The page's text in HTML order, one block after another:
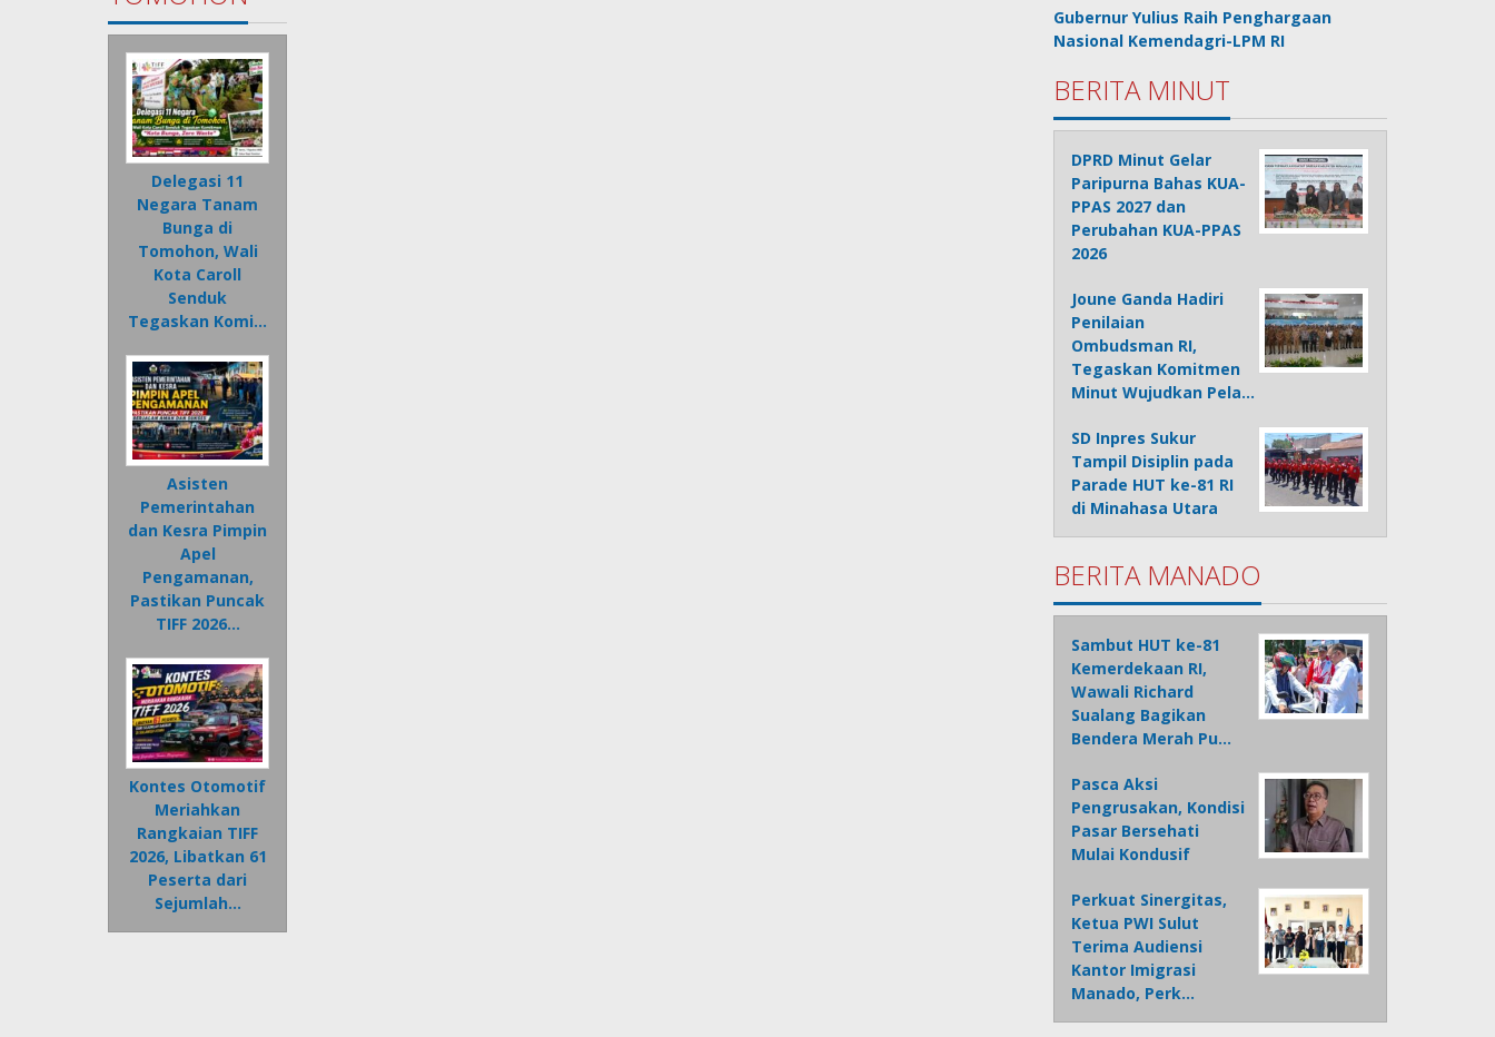
Delegasi 11
Negara Tanam
Bunga di
Tomohon, Wali
Kota Caroll
Senduk
Tegaskan Komi…
Asisten
Pemerintahan
dan Kesra Pimpin
Apel
Pengamanan,
Pastikan Puncak
TIFF 2026…
Kontes Otomotif
Meriahkan
Rangkaian TIFF
2026, Libatkan 61
Peserta dari
Sejumlah…
Gubernur Yulius Raih Penghargaan
Nasional Kemendagri-LPM RI
BERITA MINUT
DPRD Minut Gelar
Paripurna Bahas KUA-
PPAS 2027 dan
Perubahan KUA-PPAS
2026
Joune Ganda Hadiri
Penilaian
Ombudsman RI,
Tegaskan Komitmen
Minut Wujudkan Pela…
SD Inpres Sukur
Tampil Disiplin pada
Parade HUT ke-81 RI
di Minahasa Utara
BERITA MANADO
Sambut HUT ke-81
Kemerdekaan RI,
Wawali Richard
Sualang Bagikan
Bendera Merah Pu…
Pasca Aksi
Pengrusakan, Kondisi
Pasar Bersehati
Mulai Kondusif
Perkuat Sinergitas,
Ketua PWI Sulut
Terima Audiensi
Kantor Imigrasi
Manado, Perk…